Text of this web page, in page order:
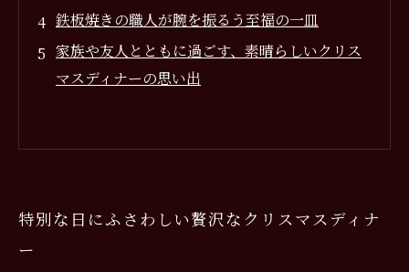
鉄板焼きの職人が腕を振るう至福の一皿
家族や友人とともに過ごす、素晴らしいクリス
マスディナーの思い出
特別な日にふさわしい贅沢なクリスマスディナ
ー